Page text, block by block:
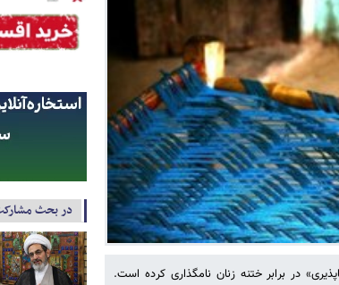
در برابر ختنه زنان نامگذاری کرده است.
در بحث